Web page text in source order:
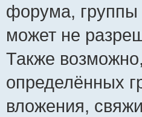
форума, группы
может не
Также
определённых
вложения,